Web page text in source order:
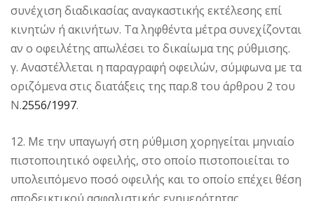
συνέχιση διαδικασίας αναγκαστικής εκτέλεσης επί
κινητών ή ακινήτων. Τα ληφθέντα μέτρα συνεχίζονται
αν ο οφειλέτης απωλέσει το δικαίωμα της ρύθμισης.
γ. Αναστέλλεται η παραγραφή οφειλών, σύμφωνα με τα
οριζόμενα στις διατάξεις της παρ.8 του άρθρου 2 του
Ν.2556/1997.
12. Με την υπαγωγή στη ρύθμιση χορηγείται μηνιαίο
πιστοποιητικό οφειλής, στο οποίο πιστοποιείται το
υπολειπόμενο ποσό οφειλής και το οποίο επέχει θέση